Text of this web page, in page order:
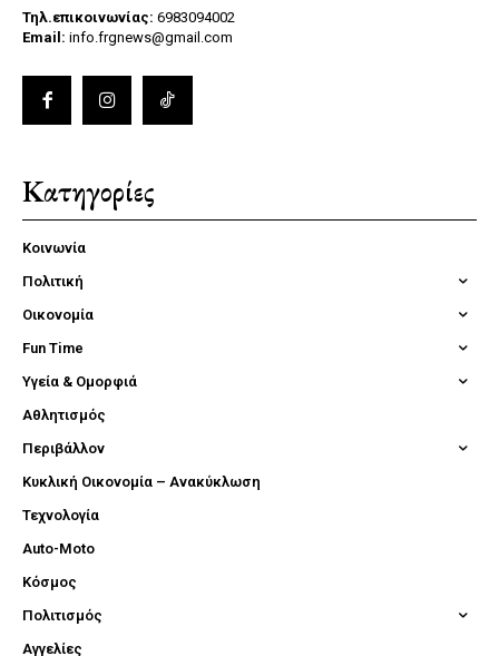
Τηλ.επικοινωνίας: 6983094002
Email: info.frgnews@gmail.com
Κατηγορίες
Κοινωνία
Πολιτική
Οικονομία
Fun Time
Υγεία & Ομορφιά
Αθλητισμός
Περιβάλλον
Κυκλική Οικονομία – Ανακύκλωση
Τεχνολογία
Auto-Moto
Κόσμος
Πολιτισμός
Αγγελίες